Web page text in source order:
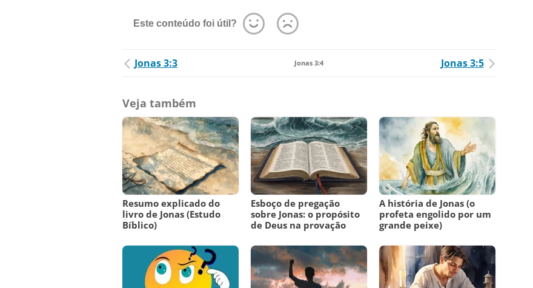
Este conteúdo foi útil?
Jonas 3:3 Jonas 3:4 Jonas 3:5
Veja também
Resumo explicado do
livro de Jonas (Estudo
Bíblico)
Esboço de pregação
sobre Jonas: o propósito
de Deus na provação
A história de Jonas (o
profeta engolido por um
grande peixe)